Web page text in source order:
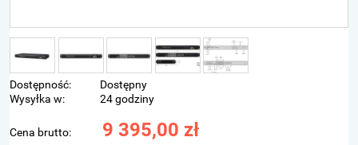
Dostępność:
Dostępny
Wysyłka w:
24 godziny
Cena brutto: 9 395,00 zł